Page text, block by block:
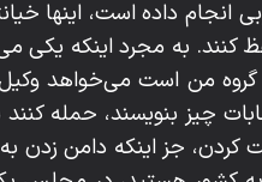
داده است، اينها
كنند. به مجرد اينكه يكى
من است مى‌خواهد وكيل
چيز بنويسند، حمله
جز اينكه دامن زدن